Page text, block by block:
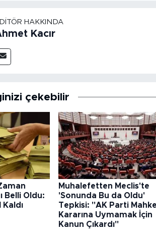
HAKKINDA
Kacır
çekebilir
Belli Oldu:
Muhalefetten Meclis'te
'Sonunda Bu da Oldu'
Tepkisi: "AK Parti
Kararına Uymamak İçin
Kanun Çıkardı"